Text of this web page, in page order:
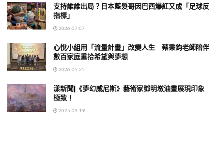
支持誰誰出局？日本藍髮哥因巴西爆紅又成「足球反
指標」
2026-07-07
心悅小組用「流量計畫」改變人生 蔡秉鈞老師陪伴
數百家庭重拾希望與夢想
2026-05-25
漾新聞|《夢幻威尼斯》藝術家鄧明墩油畫展現印象
極致！
2025-03-19